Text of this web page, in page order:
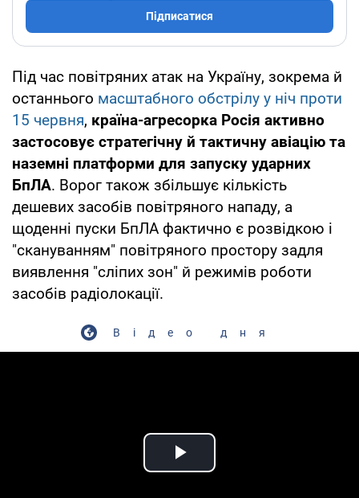
Підписатися
Під час повітряних атак на Україну, зокрема й
останнього масштабного обстрілу у ніч проти
15 червня, країна-агресорка Росія активно
застосовує стратегічну й тактичну авіацію та
наземні платформи для запуску ударних
БпЛА. Ворог також збільшує кількість
дешевих засобів повітряного нападу, а
щоденні пуски БпЛА фактично є розвідкою і
"скануванням" повітряного простору задля
виявлення "сліпих зон" й режимів роботи
засобів радіолокації.
Відео дня
Play Video